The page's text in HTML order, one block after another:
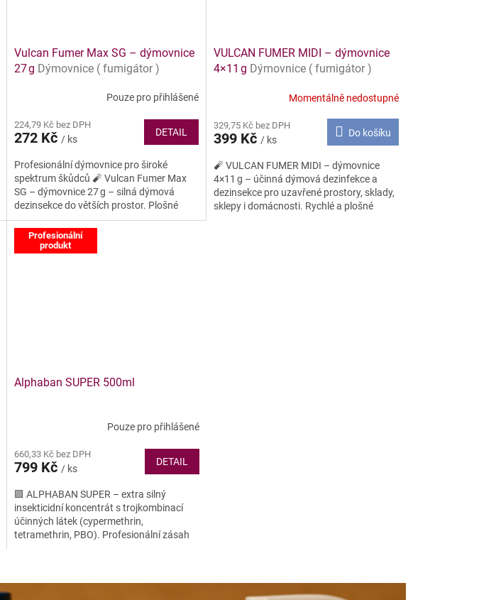
Vulcan Fumer Max SG – dýmovnice
27 g Dýmovnice ( fumigátor )
Pouze pro přihlášené
224,79 Kč bez DPH
272 Kč / ks
DETAIL
Profesionální dýmovnice pro široké
spektrum škůdců 🧨 Vulcan Fumer Max
SG – dýmovnice 27 g – silná dýmová
dezinsekce do větších prostor. Plošné
hubení štěnic, švábů, molů,...
VULCAN FUMER MIDI – dýmovnice
4×11 g Dýmovnice ( fumigátor )
Momentálně nedostupné
329,75 Kč bez DPH
399 Kč / ks
Do košíku
🧨 VULCAN FUMER MIDI – dýmovnice
4×11 g – účinná dýmová dezinfekce a
dezinsekce pro uzavřené prostory, sklady,
sklepy i domácnosti. Rychlé a plošné
Profesionální
produkt
Alphaban SUPER 500ml
Pouze pro přihlášené
660,33 Kč bez DPH
799 Kč / ks
DETAIL
🟪 ALPHABAN SUPER – extra silný
insekticidní koncentrát s trojkombinací
účinných látek (cypermethrin,
tetramethrin, PBO). Profesionální zásah
v